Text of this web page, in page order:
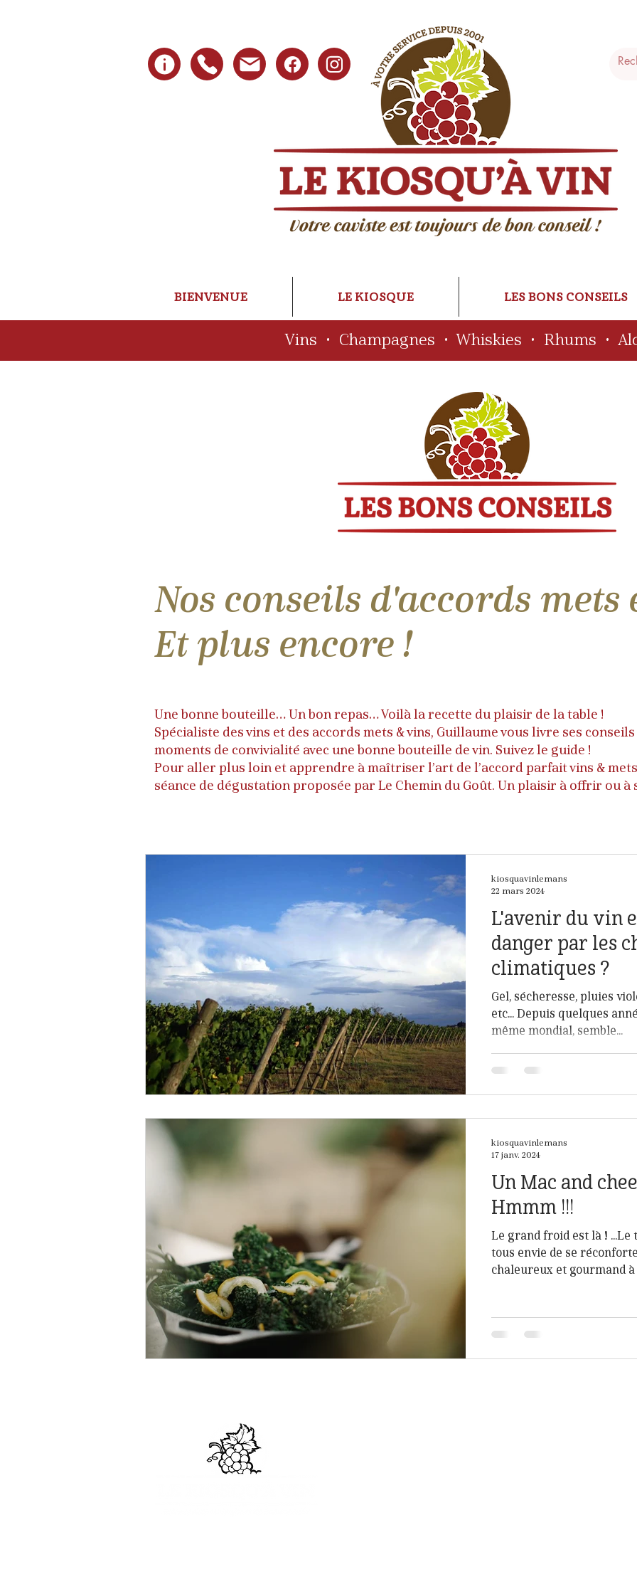
BIENVENUE LE KIOSQUE LES BONS CONSEILS
Vins • Champagnes • Whiskies • Rhums •
Nos conseils d'accords mets
Et plus encore !
Une bonne bouteille… Un bon repas… Voilà la recette du plaisir de la table !
Spécialiste des vins et des accords mets & vins, Guillaume vous livre ses
moments de convivialité avec une bonne bouteille de vin. Suivez le guide !
​Pour aller plus loin et apprendre à maîtriser l’art de l’accord parfait vins &
séance de dégustation proposée par Le Chemin du Goût. Un plaisir à offrir ou à
L'avenir du vin
danger par les
climatiques ?
Gel, sécheresse, pluies
etc... Depuis quelques
même mondial, semble...
kiosquavinlemans
22 mars 2024
Un Mac and
Hmmm !!!
Le grand froid est là ! ...Le
tous envie de se
chaleureux et gourmand à
kiosquavinlemans
17 janv. 2024